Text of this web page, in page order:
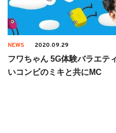
NEWS 2020.09.29
フワちゃん 5G体験バラエテ
いコンビのミキと共にMC